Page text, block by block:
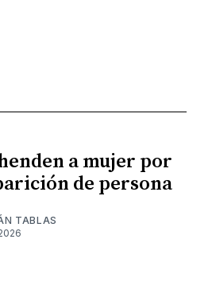
a mujer por
de persona
TABLAS